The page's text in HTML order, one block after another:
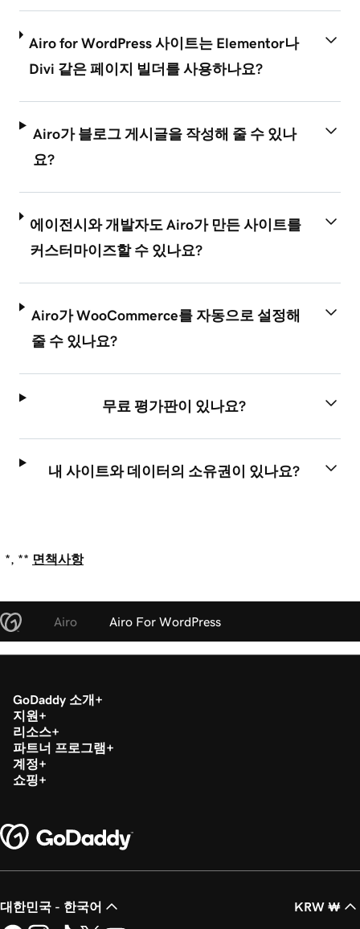
Airo for WordPress 사이트는 Elementor나
Divi 같은 페이지 빌더를 사용하나요?
Airo가 블로그 게시글을 작성해 줄 수 있나
요?
에이전시와 개발자도 Airo가 만든 사이트를
커스터마이즈할 수 있나요?
Airo가 WooCommerce를 자동으로 설정해
줄 수 있나요?
무료 평가판이 있나요?
내 사이트와 데이터의 소유권이 있나요?
*, ** 면책사항
Airo Airo For WordPress
GoDaddy 소개
지원
리소스
파트너 프로그램
계정
쇼핑
대한민국 - 한국어 KRW ₩